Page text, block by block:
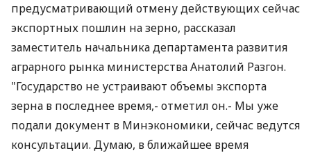
предусматривающий отмену действующих сейчас
экспортных пошлин на зерно, рассказал
заместитель начальника департамента развития
аграрного рынка министерства Анатолий Разгон.
"Государство не устраивают объемы экспорта
зерна в последнее время,- отметил он.- Мы уже
подали документ в Минэкономики, сейчас ведутся
консультации. Думаю, в ближайшее время